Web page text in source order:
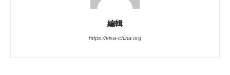
編輯
https://visa-china.org